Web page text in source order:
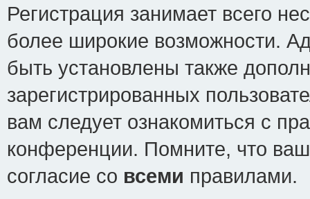
Регистрация занимает всего
более широкие возможности.
быть установлены также
зарегистрированных
вам следует ознакомиться с
конференции. Помните, что
согласие со всеми правилами.